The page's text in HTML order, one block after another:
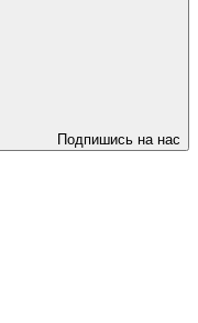
Подпишись на нас